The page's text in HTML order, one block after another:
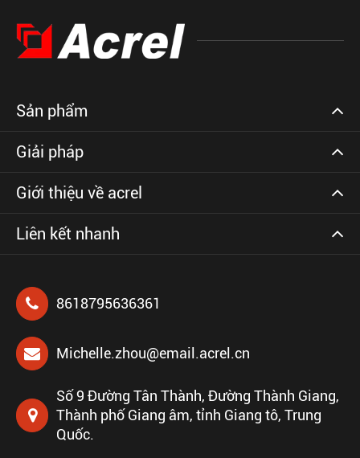
Sản phẩm
Giải pháp
Giới thiệu về acrel
Liên kết nhanh
8618795636361
Michelle.zhou@email.acrel.cn
Số 9 Đường Tân Thành, Đường Thành Giang,
Thành phố Giang âm, tỉnh Giang tô, Trung
Quốc.